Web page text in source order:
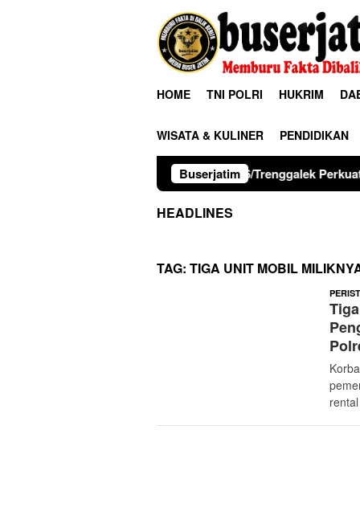
HOME TNI POLRI HUKRIM
WISATA & KULINER PENDIDIKAN
Buserjatim
Kodim 0806/Trenggalek Perkuat Karakter Siswa
HEADLINES
TAG: TIGA UNIT MOBIL